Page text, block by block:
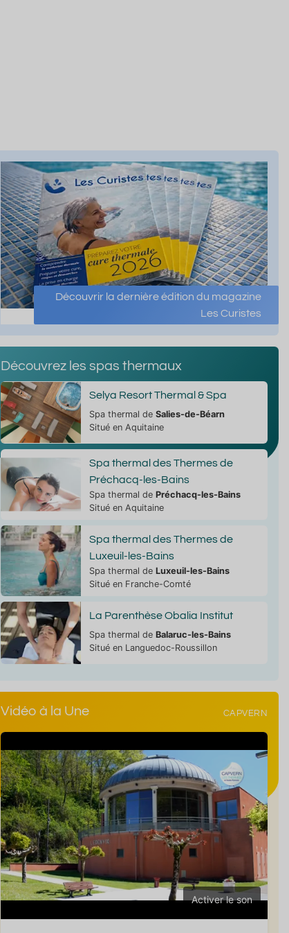
Découvrir la dernière édition du magazine
Les Curistes
Découvrez les spas thermaux
Selya Resort Thermal & Spa
Spa thermal de Salies-de-Béarn
Situé en Aquitaine
Spa thermal des Thermes de
Préchacq-les-Bains
Spa thermal de Préchacq-les-Bains
Situé en Aquitaine
Spa thermal des Thermes de
Luxeuil-les-Bains
Spa thermal de Luxeuil-les-Bains
Situé en Franche-Comté
La Parenthèse Obalia Institut
Spa thermal de Balaruc-les-Bains
Situé en Languedoc-Roussillon
Vidéo à la Une CAPVERN
Activer le son